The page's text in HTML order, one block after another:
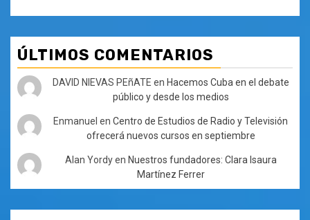
ÚLTIMOS COMENTARIOS
DAVID NIEVAS PEñATE en Hacemos Cuba en el debate
público y desde los medios
Enmanuel enCentro de Estudios de Radio y Televisión
ofrecerá nuevos cursos en septiembre
Alan Yordyen Nuestros fundadores: Clara Isaura
Martínez Ferrer